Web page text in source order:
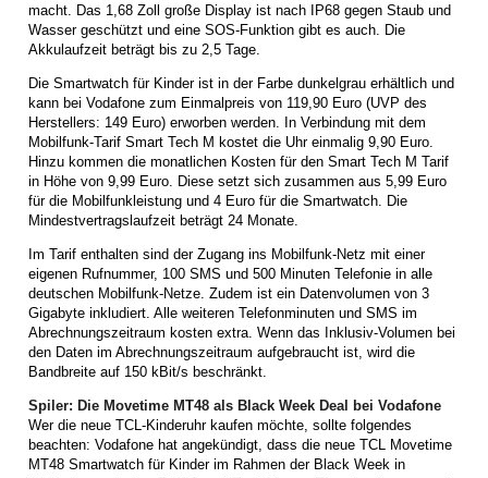
macht. Das 1,68 Zoll große Display ist nach IP68 gegen Staub und
Wasser geschützt und eine SOS-Funktion gibt es auch. Die
Akkulaufzeit beträgt bis zu 2,5 Tage.
Die Smartwatch für Kinder ist in der Farbe dunkelgrau erhältlich und
kann bei Vodafone zum Einmalpreis von 119,90 Euro (UVP des
Herstellers: 149 Euro) erworben werden. In Verbindung mit dem
Mobilfunk-Tarif Smart Tech M kostet die Uhr einmalig 9,90 Euro.
Hinzu kommen die monatlichen Kosten für den Smart Tech M Tarif
in Höhe von 9,99 Euro. Diese setzt sich zusammen aus 5,99 Euro
für die Mobilfunkleistung und 4 Euro für die Smartwatch. Die
Mindestvertragslaufzeit beträgt 24 Monate.
Im Tarif enthalten sind der Zugang ins Mobilfunk-Netz mit einer
eigenen Rufnummer, 100 SMS und 500 Minuten Telefonie in alle
deutschen Mobilfunk-Netze. Zudem ist ein Datenvolumen von 3
Gigabyte inkludiert. Alle weiteren Telefonminuten und SMS im
Abrechnungszeitraum kosten extra. Wenn das Inklusiv-Volumen bei
den Daten im Abrechnungszeitraum aufgebraucht ist, wird die
Bandbreite auf 150 kBit/s beschränkt.
Spiler: Die Movetime MT48 als Black Week Deal bei Vodafone
Wer die neue TCL-Kinderuhr kaufen möchte, sollte folgendes
beachten: Vodafone hat angekündigt, dass die neue TCL Movetime
MT48 Smartwatch für Kinder im Rahmen der Black Week in